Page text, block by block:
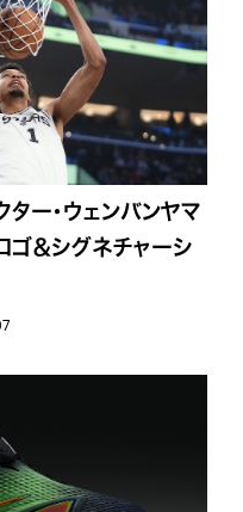
ター・ウェンバンヤマ
ゴ＆シグネチャーシ